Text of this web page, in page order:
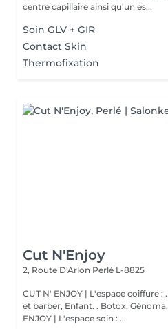
centre capillaire ainsi qu'un es...
Soin GLV + GIR
Contact Skin
Thermofixation
Cut N'Enjoy
2, Route D'Arlon Perlé L-8825
CUT N' ENJOY | L'espace coiffure : . Coiffure Femme, Homme
et barber, Enfant. . Botox, Génoma, Lissage Brésilien. CARE N'
ENJOY | L'espace soin : ...